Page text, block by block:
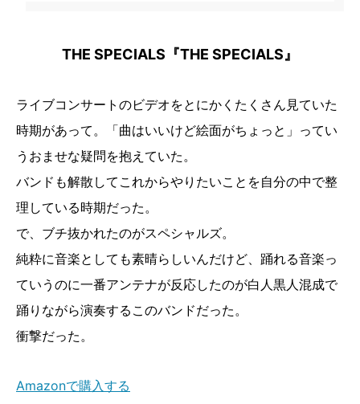
THE SPECIALS『THE SPECIALS』
ライブコンサートのビデオをとにかくたくさん見ていた
時期があって。「曲はいいけど絵面がちょっと」ってい
うおませな疑問を抱えていた。
バンドも解散してこれからやりたいことを自分の中で整
理している時期だった。
で、ブチ抜かれたのがスペシャルズ。
純粋に音楽としても素晴らしいんだけど、踊れる音楽っ
ていうのに一番アンテナが反応したのが白人黒人混成で
踊りながら演奏するこのバンドだった。
衝撃だった。
Amazonで購入する